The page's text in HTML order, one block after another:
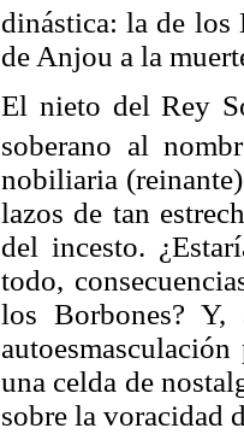
dinástica: la de los
de Anjou a la
El nieto del Rey
soberano al
nobiliaria
lazos de tan
del incesto.
todo,
los Borbones? Y,
una celda de
sobre la voracidad